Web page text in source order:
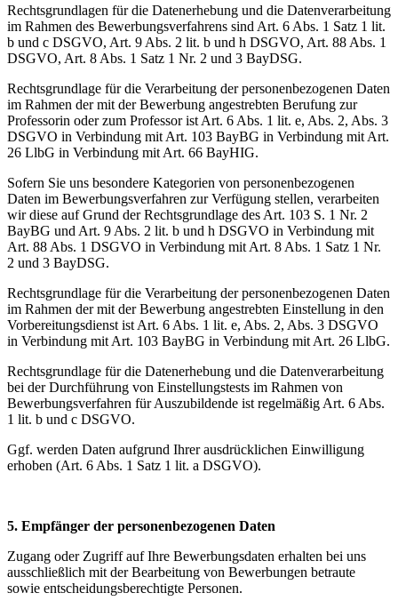
Rechtsgrundlagen für die Datenerhebung und die Datenverarbeitung
im Rahmen des Bewerbungsverfahrens sind Art. 6 Abs. 1 Satz 1 lit.
b und c DSGVO, Art. 9 Abs. 2 lit. b und h DSGVO, Art. 88 Abs. 1
DSGVO, Art. 8 Abs. 1 Satz 1 Nr. 2 und 3 BayDSG.
Rechtsgrundlage für die Verarbeitung der personenbezogenen Daten
im Rahmen der mit der Bewerbung angestrebten Berufung zur
Professorin oder zum Professor ist Art. 6 Abs. 1 lit. e, Abs. 2, Abs. 3
DSGVO in Verbindung mit Art. 103 BayBG in Verbindung mit Art.
26 LlbG in Verbindung mit Art. 66 BayHIG.
Sofern Sie uns besondere Kategorien von personenbezogenen
Daten im Bewerbungsverfahren zur Verfügung stellen, verarbeiten
wir diese auf Grund der Rechtsgrundlage des Art. 103 S. 1 Nr. 2
BayBG und Art. 9 Abs. 2 lit. b und h DSGVO in Verbindung mit
Art. 88 Abs. 1 DSGVO in Verbindung mit Art. 8 Abs. 1 Satz 1 Nr.
2 und 3 BayDSG.
Rechtsgrundlage für die Verarbeitung der personenbezogenen Daten
im Rahmen der mit der Bewerbung angestrebten Einstellung in den
Vorbereitungsdienst ist Art. 6 Abs. 1 lit. e, Abs. 2, Abs. 3 DSGVO
in Verbindung mit Art. 103 BayBG in Verbindung mit Art. 26 LlbG.
Rechtsgrundlage für die Datenerhebung und die Datenverarbeitung
bei der Durchführung von Einstellungstests im Rahmen von
Bewerbungsverfahren für Auszubildende ist regelmäßig Art. 6 Abs.
1 lit. b und c DSGVO.
Ggf. werden Daten aufgrund Ihrer ausdrücklichen Einwilligung
erhoben (Art. 6 Abs. 1 Satz 1 lit. a DSGVO).
5. Empfänger der personenbezogenen Daten
Zugang oder Zugriff auf Ihre Bewerbungsdaten erhalten bei uns
ausschließlich mit der Bearbeitung von Bewerbungen betraute
sowie entscheidungsberechtigte Personen.